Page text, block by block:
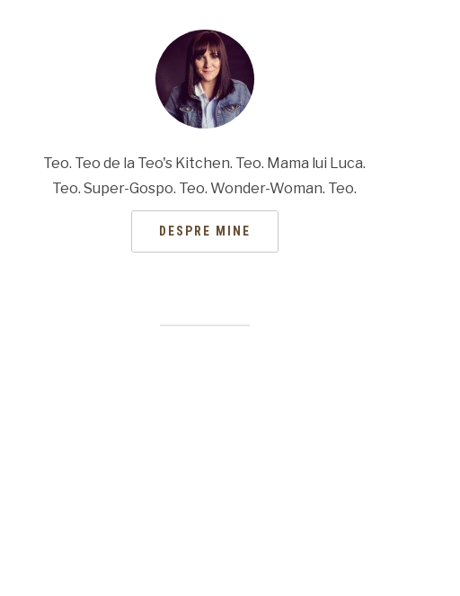
Teo. Teo de la Teo's Kitchen. Teo. Mama lui Luca.
Teo. Super-Gospo. Teo. Wonder-Woman. Teo.
DESPRE MINE